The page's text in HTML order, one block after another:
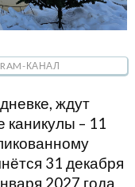
КАНАЛ
ждут
каникулы – 11
31 декабря
2027 года